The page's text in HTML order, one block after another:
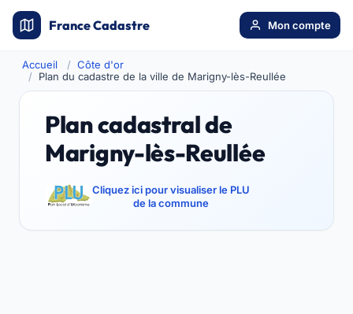
France Cadastre Mon compte
Accueil
Côte d'or
Plan du cadastre de la ville de Marigny-lès-Reullée
Plan cadastral de
Marigny-lès-Reullée
Cliquez ici pour visualiser le PLU
de la commune